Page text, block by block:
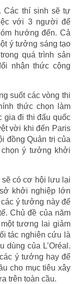
Các thí sinh sẽ tự
với 3 người để
hướng đến. Cả
ý tưởng sáng tạo
quá trình sản
nhận thức cộng
suốt các vòng thi
thức chọn làm
gia đi thi đấu quốc
vời khi đến Paris
đồng Quản trị của
chọn ý tưởng khởi
sẽ có cơ hội lưu lại
khởi nghiệp lớn
ý tưởng này để
Chủ đề của năm
tương lai giảm
tác nghiên cứu là
dùng của L’Oréal.
ý tưởng hay để
cho mục tiêu xây
trên toàn cầu.